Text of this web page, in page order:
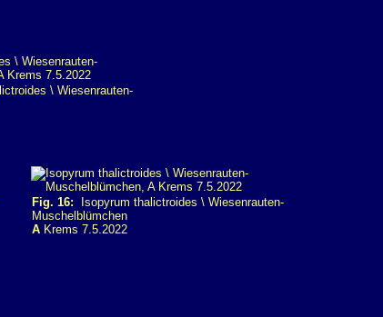
\ Wiesenrauten-
Fig. 16: Isopyrum thalictroides \ Wiesenrauten-
Muschelblümchen
A Krems 7.5.2022